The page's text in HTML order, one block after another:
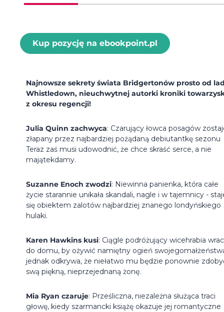
Kup pozycję na ebookpoint.pl
Najnowsze sekrety świata Bridgertonów prosto od
Whistledown, nieuchwytnej autorki kroniki
z okresu regencji!
Julia Quinn zachwyca: Czarujący łowca posagów
złapany przez najbardziej pożądaną debiutantkę sezonu
Teraz zaś musi udowodnić, że chce skraść serce, a nie
majątekdamy.
Suzanne Enoch zwodzi: Niewinna panienka, która całe
życie starannie unikała skandali, nagle i w tajemnicy -
się obiektem zalotów najbardziej znanego londyńskiego
hulaki.
Karen Hawkins kusi: Ciągle podróżujący wicehrabia
do domu, by ożywić namiętny ogień
jednak odkrywa, że niełatwo mu będzie ponownie
swą piękną, nieprzejednaną żonę.
Mia Ryan czaruje: Prześliczna, niezależna służąca traci
głowę, kiedy szarmancki książę okazuje jej romantyczne